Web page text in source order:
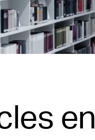
en